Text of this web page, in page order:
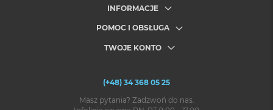
INFORMACJE
POMOC I OBSŁUGA
TWOJE KONTO
(+48) 34 368 05 25
Masz pytania? Zadzwoń do nas.